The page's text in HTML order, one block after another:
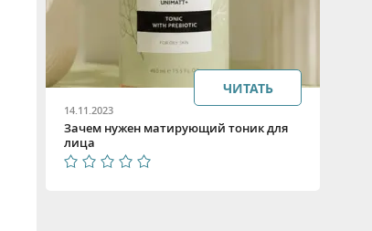
14.11.2023
Зачем нужен матирующий тоник для
лица
ЧИТАТЬ